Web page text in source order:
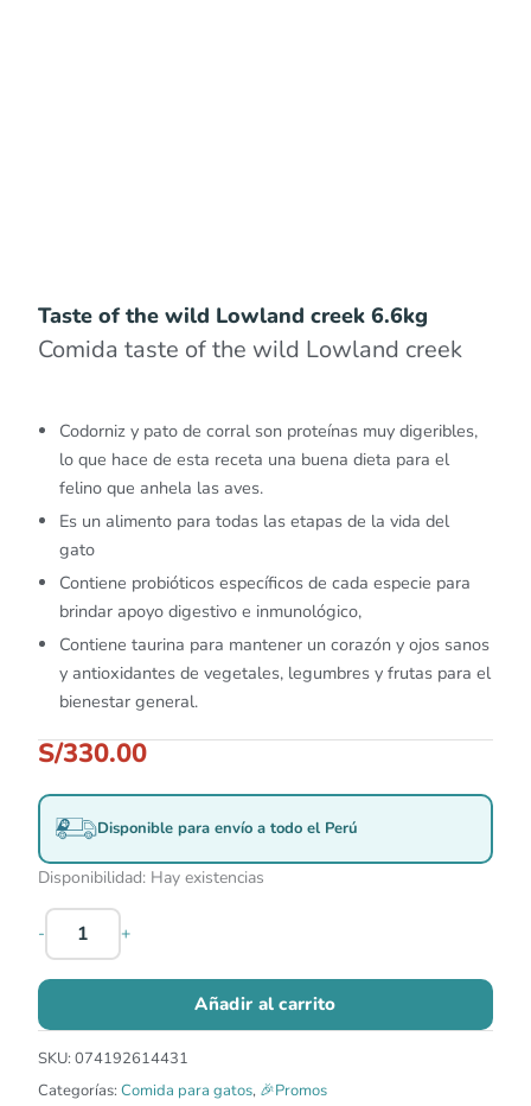
Taste of the wild Lowland creek 6.6kg
Comida taste of the wild Lowland creek
Codorniz y pato de corral son proteínas muy digeribles,
lo que hace de esta receta una buena dieta para el
felino que anhela las aves.
Es un alimento para todas las etapas de la vida del
gato
Contiene probióticos específicos de cada especie para
brindar apoyo digestivo e inmunológico,
Contiene taurina para mantener un corazón y ojos sanos
y antioxidantes de vegetales, legumbres y frutas para el
bienestar general.
S/330.00
Disponible para envío a todo el Perú
Disponibilidad: Hay existencias
- +
Añadir al carrito
SKU: 074192614431
Categorías: Comida para gatos, 🎉Promos